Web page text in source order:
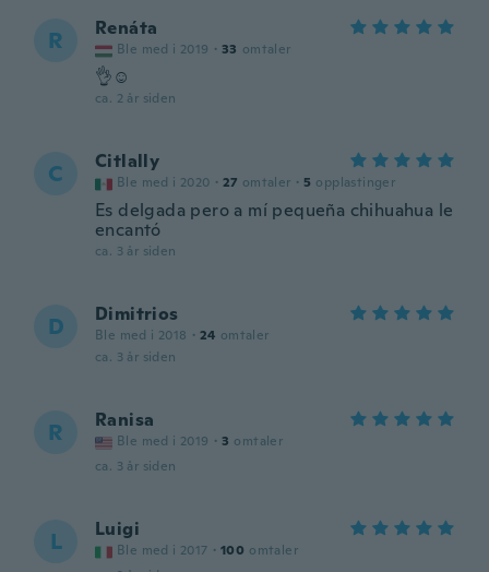
R Renáta
Ble med i 2019 · 33 omtaler
👌☺️
ca. 2 år siden
C Citlally
Ble med i 2020 · 27 omtaler · 5 opplastinger
Es delgada pero a mí pequeña chihuahua le
encantó
ca. 3 år siden
D Dimitrios
Ble med i 2018 · 24 omtaler
ca. 3 år siden
R Ranisa
Ble med i 2019 · 3 omtaler
ca. 3 år siden
L Luigi
Ble med i 2017 · 100 omtaler